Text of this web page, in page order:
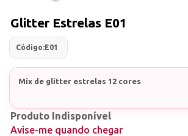
Glitter Estrelas E01
Código:E01
Mix de glitter estrelas 12 cores
Produto Indisponível
Avise-me quando chegar